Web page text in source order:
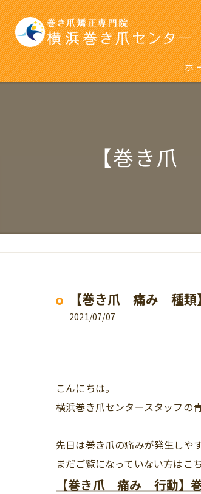
ホ
【巻き
【巻き爪 痛み 種類
2021/07/07
こんにちは。
横浜巻き爪センタースタッフの青
先日は巻き爪の痛みが発生しや
まだご覧になっていない方はこ
【巻き爪 痛み 行動】